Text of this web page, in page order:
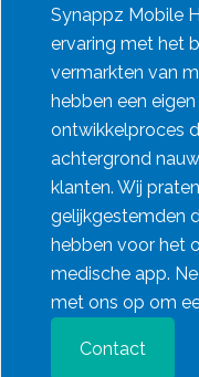
Synappz Mobile
ervaring met het
vermarkten van
hebben een
ontwikkelproces
achtergrond
klanten. Wij
gelijkgestemden
hebben voor het
medische app.
met ons op om
Contact